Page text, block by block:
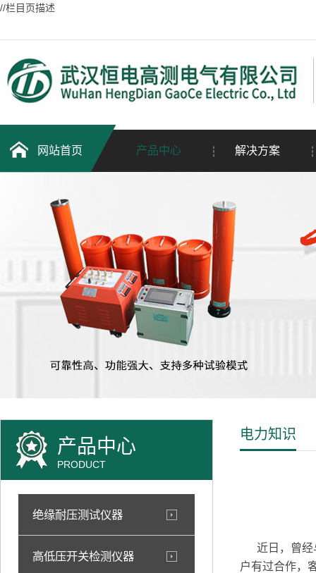
//栏目页描述
网站首页 产品中心 解决方案
产品中心
PRODUCT
绝缘耐压测试仪器
高低压开关检测仪器
电力知识
近日，曾经
户有过合作，